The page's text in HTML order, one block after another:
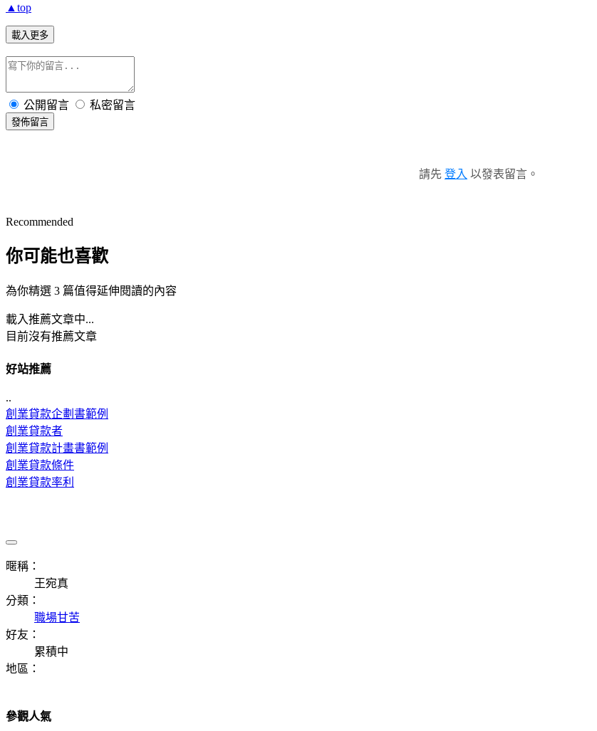
▲top
載入更多
公開留言 私密留言
發佈留言
請先 登入 以發表留言。
Recommended
你可能也喜歡
為你精選 3 篇值得延伸閱讀的內容
載入推薦文章中...
目前沒有推薦文章
好站推薦
..
創業貸款企劃書範例
創業貸款者
創業貸款計畫書範例
創業貸款條件
創業貸款率利
暱稱：
王宛真
分類：
職場甘苦
好友：
累積中
地區：
參觀人氣